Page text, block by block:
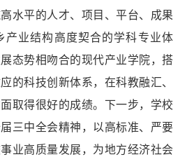
水平的人才、项目、平台、成果
产业结构高度契合的学科专业体
态势相吻合的现代产业学院，搭
的科技创新体系，在科教融汇、
取得很好的成绩。下一步，学校
三中全会精神，以高标准、严要
业高质量发展，为地方经济社会